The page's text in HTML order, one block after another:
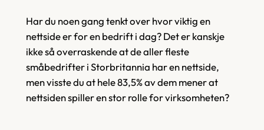
Har du noen gang tenkt over hvor viktig en
nettside er for en bedrift i dag? Det er kanskje
ikke så overraskende at de aller fleste
småbedrifter i Storbritannia har en nettside,
men visste du at hele 83,5% av dem mener at
nettsiden spiller enstorrolle for virksomheten?